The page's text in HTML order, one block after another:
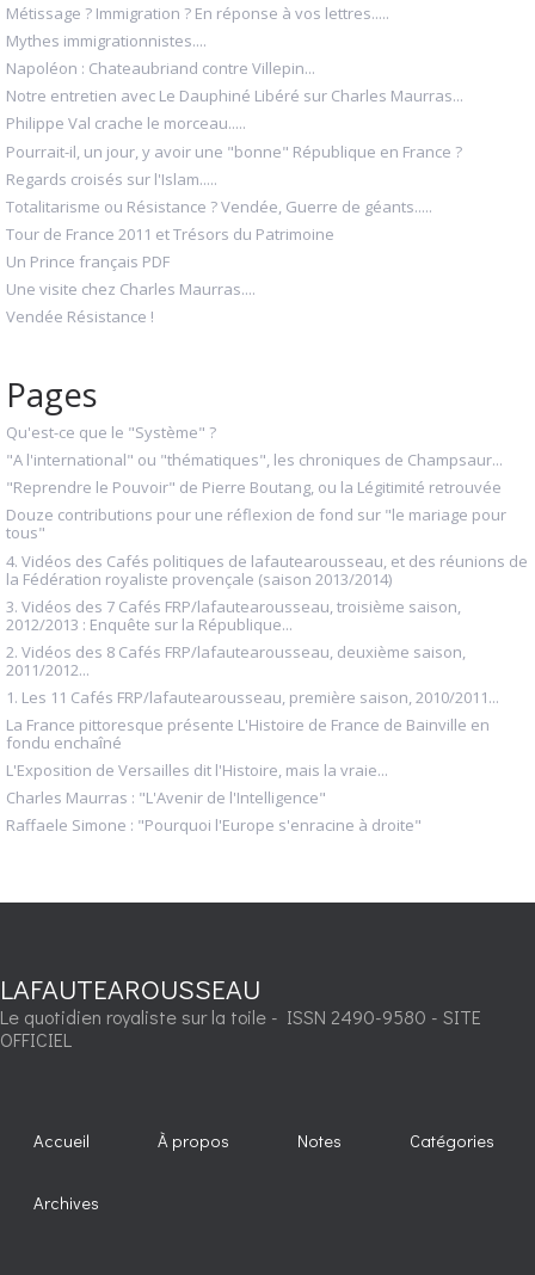
Métissage ? Immigration ? En réponse à vos lettres.....
Mythes immigrationnistes....
Napoléon : Chateaubriand contre Villepin...
Notre entretien avec Le Dauphiné Libéré sur Charles Maurras...
Philippe Val crache le morceau.....
Pourrait-il, un jour, y avoir une "bonne" République en France ?
Regards croisés sur l'Islam.....
Totalitarisme ou Résistance ? Vendée, Guerre de géants.....
Tour de France 2011 et Trésors du Patrimoine
Un Prince français PDF
Une visite chez Charles Maurras....
Vendée Résistance !
Pages
Qu'est-ce que le "Système" ?
"A l'international" ou "thématiques", les chroniques de Champsaur...
"Reprendre le Pouvoir" de Pierre Boutang, ou la Légitimité retrouvée
Douze contributions pour une réflexion de fond sur "le mariage pour
tous"
4. Vidéos des Cafés politiques de lafautearousseau, et des réunions de
la Fédération royaliste provençale (saison 2013/2014)
3. Vidéos des 7 Cafés FRP/lafautearousseau, troisième saison,
2012/2013 : Enquête sur la République...
2. Vidéos des 8 Cafés FRP/lafautearousseau, deuxième saison,
2011/2012...
1. Les 11 Cafés FRP/lafautearousseau, première saison, 2010/2011...
La France pittoresque présente L'Histoire de France de Bainville en
fondu enchaîné
L'Exposition de Versailles dit l'Histoire, mais la vraie...
Charles Maurras : "L'Avenir de l'Intelligence"
Raffaele Simone : "Pourquoi l'Europe s'enracine à droite"
LAFAUTEAROUSSEAU
Le quotidien royaliste sur la toile - ISSN 2490-9580 - SITE
OFFICIEL
Accueil À propos Notes Catégories
Archives